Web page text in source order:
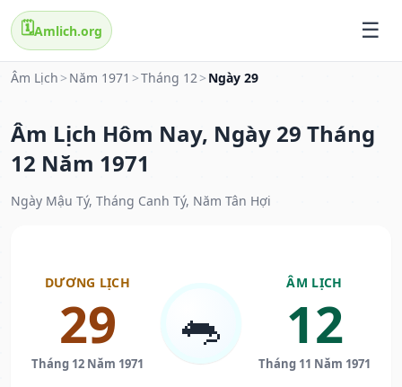
🗓️Amlich.org
Âm Lịch > Năm 1971 >Tháng 12> Ngày 29
Âm Lịch Hôm Nay, Ngày 29 Tháng
12 Năm 1971
Ngày Mậu Tý, Tháng Canh Tý, Năm Tân Hợi
DƯƠNG LỊCH
29
Tháng 12 Năm 1971
🐀
ÂM LỊCH
12
Tháng 11 Năm 1971